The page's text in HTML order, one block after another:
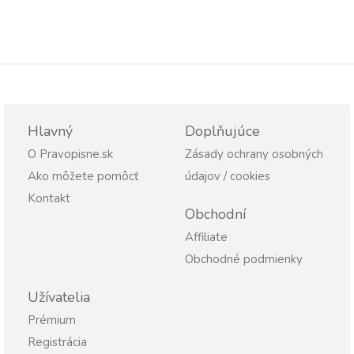
Hlavný
O Pravopisne.sk
Ako môžete pomôcť
Kontakt
Doplňujúce
Zásady ochrany osobných
údajov / cookies
Obchodní
Affiliate
Obchodné podmienky
Užívatelia
Prémium
Registrácia